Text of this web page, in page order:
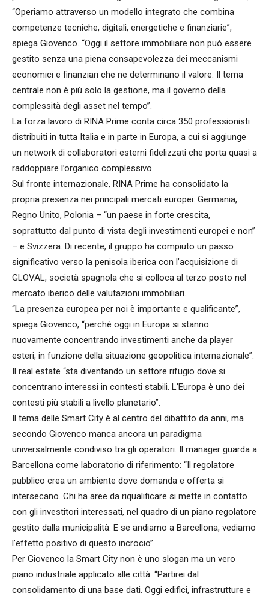
“Operiamo attraverso un modello integrato che combina
competenze tecniche, digitali, energetiche e finanziarie”,
spiega Giovenco. “Oggi il settore immobiliare non può essere
gestito senza una piena consapevolezza dei meccanismi
economici e finanziari che ne determinano il valore. Il tema
centrale non è più solo la gestione, ma il governo della
complessità degli asset nel tempo”.
La forza lavoro di RINA Prime conta circa 350 professionisti
distribuiti in tutta Italia e in parte in Europa, a cui si aggiunge
un network di collaboratori esterni fidelizzati che porta quasi a
raddoppiare l’organico complessivo.
Sul fronte internazionale, RINA Prime ha consolidato la
propria presenza nei principali mercati europei: Germania,
Regno Unito, Polonia – “un paese in forte crescita,
soprattutto dal punto di vista degli investimenti europei e non”
– e Svizzera. Di recente, il gruppo ha compiuto un passo
significativo verso la penisola iberica con l’acquisizione di
GLOVAL, società spagnola che si colloca al terzo posto nel
mercato iberico delle valutazioni immobiliari.
“La presenza europea per noi è importante e qualificante”,
spiega Giovenco, “perchè oggi in Europa si stanno
nuovamente concentrando investimenti anche da player
esteri, in funzione della situazione geopolitica internazionale”.
Il real estate “sta diventando un settore rifugio dove si
concentrano interessi in contesti stabili. L’Europa è uno dei
contesti più stabili a livello planetario”.
Il tema delle Smart City è al centro del dibattito da anni, ma
secondo Giovenco manca ancora un paradigma
universalmente condiviso tra gli operatori. Il manager guarda a
Barcellona come laboratorio di riferimento: “Il regolatore
pubblico crea un ambiente dove domanda e offerta si
intersecano. Chi ha aree da riqualificare si mette in contatto
con gli investitori interessati, nel quadro di un piano regolatore
gestito dalla municipalità. E se andiamo a Barcellona, vediamo
l’effetto positivo di questo incrocio”.
Per Giovenco la Smart City non è uno slogan ma un vero
piano industriale applicato alle città: “Partirei dal
consolidamento di una base dati. Oggi edifici, infrastrutture e